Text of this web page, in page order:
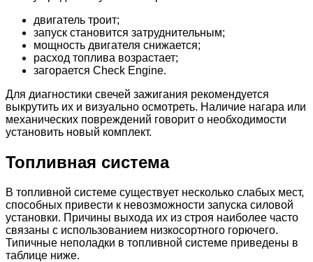
двигатель троит;
запуск становится затруднительным;
мощность двигателя снижается;
расход топлива возрастает;
загорается Check Engine.
Для диагностики свечей зажигания рекомендуется
выкрутить их и визуально осмотреть. Наличие нагара или
механических повреждений говорит о необходимости
установить новый комплект.
Топливная система
В топливной системе существует несколько слабых мест,
способных привести к невозможности запуска силовой
установки. Причины выхода их из строя наиболее часто
связаны с использованием низкосортного горючего.
Типичные неполадки в топливной системе приведены в
таблице ниже.